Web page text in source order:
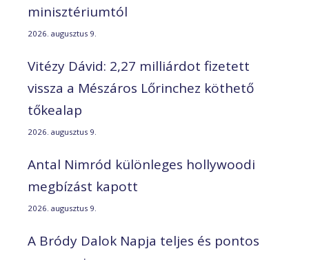
minisztériumtól
2026. augusztus 9.
Vitézy Dávid: 2,27 milliárdot fizetett
vissza a Mészáros Lőrinchez köthető
tőkealap
2026. augusztus 9.
Antal Nimród különleges hollywoodi
megbízást kapott
2026. augusztus 9.
A Bródy Dalok Napja teljes és pontos